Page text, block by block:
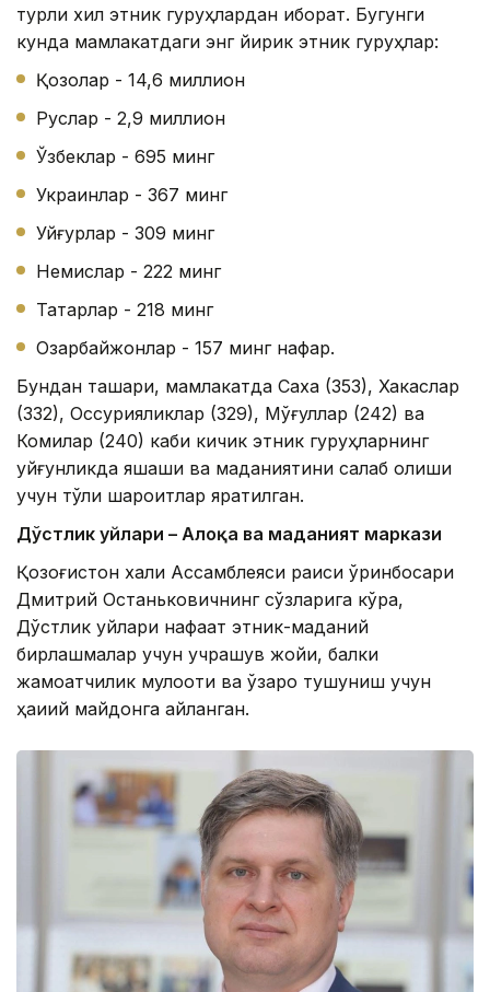
турли хил этник гуруҳлардан иборат. Бугунги
кунда мамлакатдаги энг йирик этник гуруҳлар:
Қозоқлар - 14,6 миллион
Руслар - 2,9 миллион
Ўзбеклар - 695 минг
Украинлар - 367 минг
Уйғурлар - 309 минг
Немислар - 222 минг
Татарлар - 218 минг
Озарбайжонлар - 157 минг нафар.
Бундан ташқари, мамлакатда Саха (353), Хакаслар
(332), Оссурияликлар (329), Мўғуллар (242) ва
Комилар (240) каби кичик этник гуруҳларнинг
уйғунликда яшаши ва маданиятини сақлаб қолиши
учун тўлиқ шароитлар яратилган.
Дўстлик уйлари – Алоқа ва маданият маркази
Қозоғистон халқи Ассамблеяси раиси ўринбосари
Дмитрий Останьковичнинг сўзларига кўра,
Дўстлик уйлари нафақат этник-маданий
бирлашмалар учун учрашув жойи, балки
жамоатчилик мулоқоти ва ўзаро тушуниш учун
ҳақиқий майдонга айланган.